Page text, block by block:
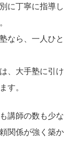
に丁寧に指導し
なら、一人ひと
、大手塾に引け
す。
講師の数も少な
関係が強く築か